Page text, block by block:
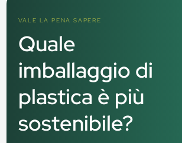
VALE LA PENA SAPERE
Quale
imballaggio di
plastica è più
sostenibile?